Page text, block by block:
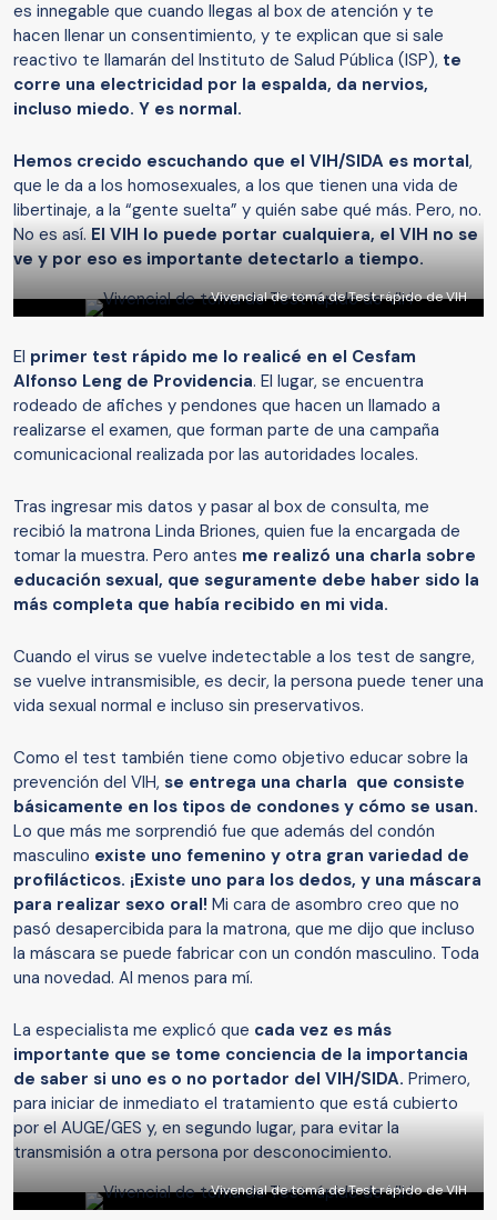
es innegable que cuando llegas al box de atención y te
hacen llenar un consentimiento, y te explican que si sale
reactivo te llamarán del Instituto de Salud Pública (ISP), te
corre una electricidad por la espalda, da nervios,
incluso miedo. Y es normal.
Hemos crecido escuchando que el VIH/SIDA es mortal,
que le da a los homosexuales, a los que tienen una vida de
libertinaje, a la “gente suelta” y quién sabe qué más. Pero, no.
No es así. El VIH lo puede portar cualquiera, el VIH no se
ve y por eso es importante detectarlo a tiempo.
Vivencial de toma de Test rápido de VIH
El primer test rápido me lo realicé en el Cesfam
Alfonso Leng de Providencia. El lugar, se encuentra
rodeado de afiches y pendones que hacen un llamado a
realizarse el examen, que forman parte de una campaña
comunicacional realizada por las autoridades locales.
Tras ingresar mis datos y pasar al box de consulta, me
recibió la matrona Linda Briones, quien fue la encargada de
tomar la muestra. Pero antes me realizó una charla sobre
educación sexual, que seguramente debe haber sido la
más completa que había recibido en mi vida.
Cuando el virus se vuelve indetectable a los test de sangre,
se vuelve intransmisible, es decir, la persona puede tener una
vida sexual normal e incluso sin preservativos.
Como el test también tiene como objetivo educar sobre la
prevención del VIH, se entrega una charla que consiste
básicamente en los tipos de condones y cómo se usan.
Lo que más me sorprendió fue que además del condón
masculino existe uno femenino y otra gran variedad de
profilácticos. ¡Existe uno para los dedos, y una máscara
para realizar sexo oral! Mi cara de asombro creo que no
pasó desapercibida para la matrona, que me dijo que incluso
la máscara se puede fabricar con un condón masculino. Toda
una novedad. Al menos para mí.
La especialista me explicó que cada vez es más
importante que se tome conciencia de la importancia
de saber si uno es o no portador del VIH/SIDA. Primero,
para iniciar de inmediato el tratamiento que está cubierto
por el AUGE/GES y, en segundo lugar, para evitar la
transmisión a otra persona por desconocimiento.
Vivencial de toma de Test rápido de VIH